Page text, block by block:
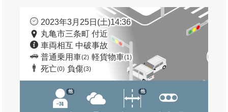
2023年3月25日(土)14:36
丸亀市三条町 付近
車両相互 中破事故
普通乗用車(2) 軽貨物車(1)
死亡(0) 負傷(3)
他 他